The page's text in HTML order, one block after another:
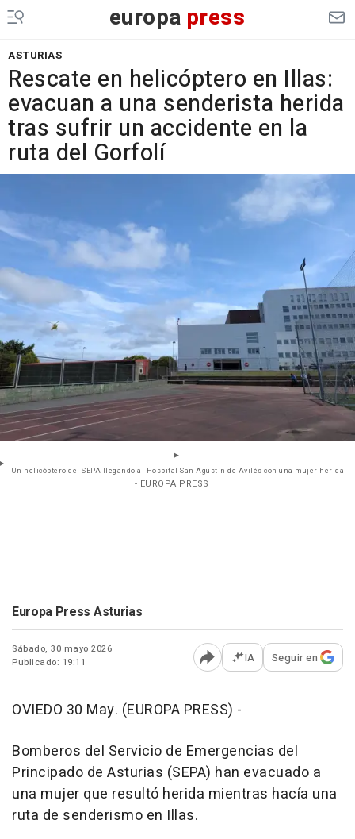
europa press
ASTURIAS
Rescate en helicóptero en Illas:
evacuan a una senderista herida
tras sufrir un accidente en la
ruta del Gorfolí
Un helicóptero del SEPA llegando al Hospital San Agustín de Avilés con una mujer herida
- EUROPA PRESS
Europa Press Asturias
Sábado, 30 mayo 2026
Publicado: 19:11
Abrir opciones para
IA Seguir en
OVIEDO 30 May. (EUROPA PRESS) -
Bomberos del Servicio de Emergencias del
Principado de Asturias (SEPA) han evacuado a
una mujer que resultó herida mientras hacía una
ruta de senderismo en Illas.